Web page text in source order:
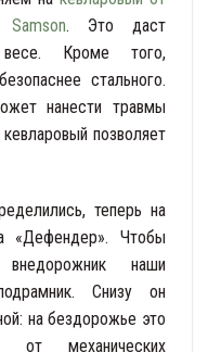
Samson. Это даст
Кроме того,
стального.
нанести травмы
позволяет
теперь на
«Дефендер». Чтобы
наши
Снизу он
на бездорожье это
от механических